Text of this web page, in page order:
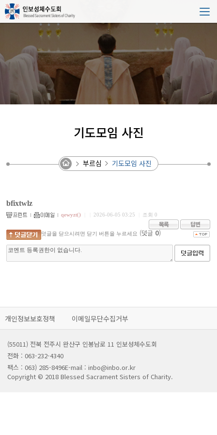
기도모임 사진
부르심 기도모임 사진
bfixtwlz
qewyzt() 2026-06-05 03:25 조회 0
덧글을 닫으시려면 닫기 버튼을 누르세요 (덧글 0)
개인정보보호정책 이메일무단수집거부
(55011) 전북 전주시 완산구 인봉남로 11 인보성체수도회
전화 : 063-232-4340
팩스 : 063) 285-8496E-mail : inbo@inbo.or.kr
Copyright © 2018 Blessed Sacrament Sisters of Charity.